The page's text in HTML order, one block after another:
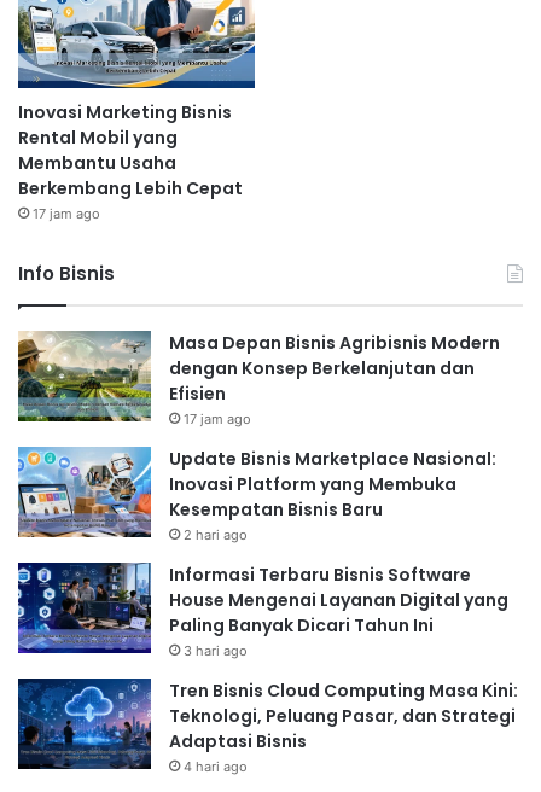
Inovasi Marketing Bisnis
Rental Mobil yang
Membantu Usaha
Berkembang Lebih Cepat
17 jam ago
Info Bisnis
Masa Depan Bisnis Agribisnis Modern
dengan Konsep Berkelanjutan dan
Efisien
17 jam ago
Update Bisnis Marketplace Nasional:
Inovasi Platform yang Membuka
Kesempatan Bisnis Baru
2 hari ago
Informasi Terbaru Bisnis Software
House Mengenai Layanan Digital yang
Paling Banyak Dicari Tahun Ini
3 hari ago
Tren Bisnis Cloud Computing Masa Kini:
Teknologi, Peluang Pasar, dan Strategi
Adaptasi Bisnis
4 hari ago